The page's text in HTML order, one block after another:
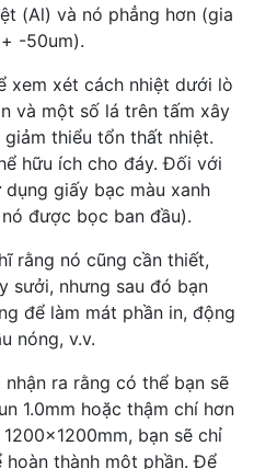
(Al) và nó phẳng hơn (gia
-50um).
xem xét cách nhiệt dưới lò
và một số lá trên tấm xây
thiểu tổn thất nhiệt.
hữu ích cho đáy. Đối với
giấy bạc màu xanh
được bọc ban đầu).
rằng nó cũng cần thiết,
sưởi, nhưng sau đó bạn
để làm mát phần in, động
nóng, v.v.
nhận ra rằng có thể bạn sẽ
1.0mm hoặc thậm chí hơn
bạn sẽ chỉ
hoàn thành một phần. Để